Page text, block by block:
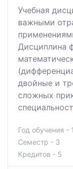
Учебная
важными
Дисциплина
двойные и
сложных
Год обучения - 1
Семестр - 3
Кредитов - 5